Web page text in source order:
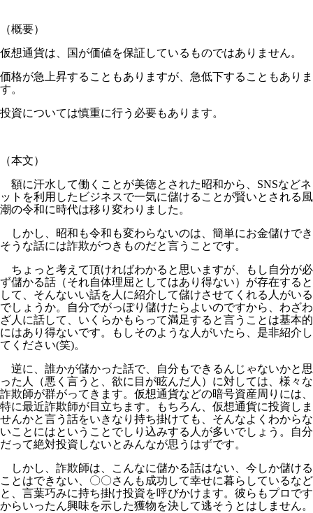
（概要）
仮想通貨は、国が価値を保証しているものではありません。
価格が急上昇することもありますが、急低下することもありま
す。
投資については慎重に行う必要もあります。
（本文）
額に汗水して働くことが美徳とされた昭和から、SNSなどネ
ットを利用したビジネスで一気に儲けることが賢いとされる風
潮の令和に時代は移り変わりました。
しかし、昭和も令和も変わらないのは、簡単にお金儲けでき
そうな話には詐欺がつきものだと言うことです。
ちょっと考えて頂ければわかると思いますが、もし自分が必
ず儲かる話（それ自体理屈としてはあり得ない）が存在すると
して、そんないい話を人に紹介して儲けさせてくれる人がいる
でしょうか。自分でがっぽり儲けたらよいのですから、わざわ
ざ人に話して、いくらかもらって満足すると言うことは基本的
にはあり得ないです。もしそのような人がいたら、是非紹介し
てください(笑)。
逆に、誰かが儲かった話で、自分もできるんじゃないかと思
った人（悪く言うと、欲に目が眩んだ人）に対しては、様々な
詐欺師が群がってきます。仮想通貨などの暗号資産周りには、
特に最近詐欺師が目立ちます。もちろん、仮想通貨に投資しま
せんかと言う話をいきなり持ち掛けても、そんなよくわからな
いことにはということでしり込みする人が多いでしょう。自分
だって絶対投資しないとみんなが思うはずです。
しかし、詐欺師は、こんなに儲かる話はない、今しか儲ける
ことはできない、〇〇さんも成功して幸せに暮らしているなど
と、言葉巧みに持ち掛け投資を呼びかけます。彼らもプロです
からいったん興味を示した獲物を決して逃そうとはしません。